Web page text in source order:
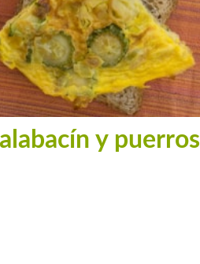
y puerros